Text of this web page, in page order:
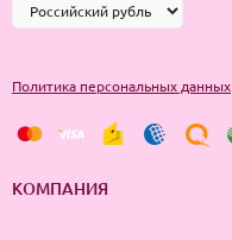
Политика персональных данных
КОМПАНИЯ